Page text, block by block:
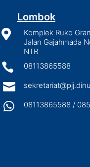
Lombok

Komplek Ruko
Jalan Gajahmada
NTB
 08113865588

 08113865588 /